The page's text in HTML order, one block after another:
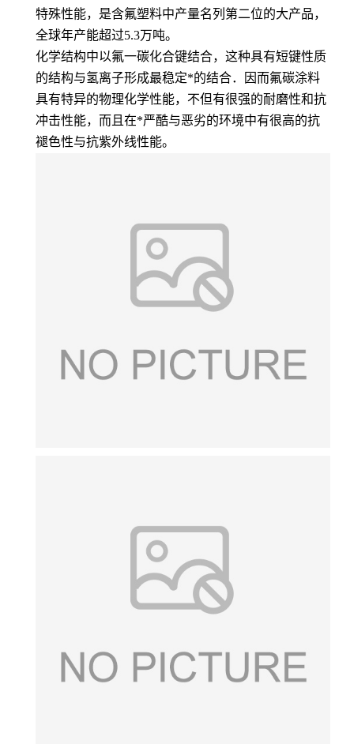
特殊性能，是含氟塑料中产量名列第二位的大产品，
全球年产能超过5.3万吨。
化学结构中以氟一碳化合键结合，这种具有短键性质
的结构与氢离子形成最稳定*的结合．因而氟碳涂料
具有特异的物理化学性能，不但有很强的耐磨性和抗
冲击性能，而且在*严酷与恶劣的环境中有很高的抗
褪色性与抗紫外线性能。